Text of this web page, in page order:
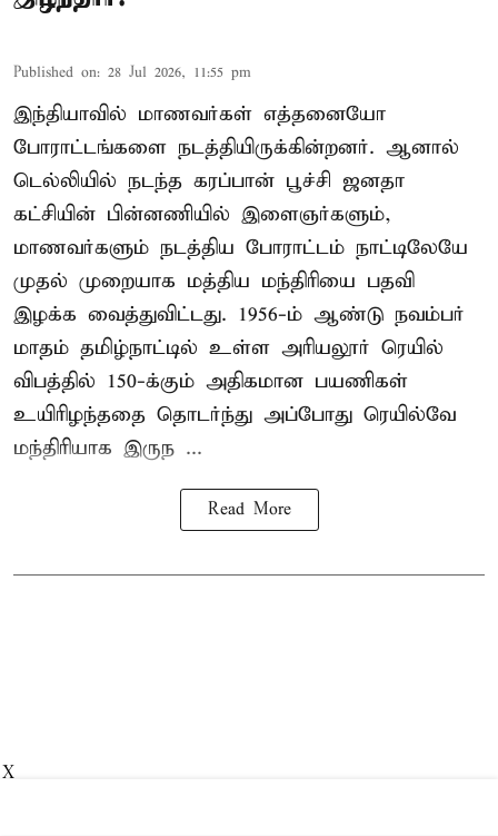
Published on: 28 Jul 2026, 11:55 pm
இந்தியாவில் மாணவர்கள் எத்தனையோ
போராட்டங்களை நடத்தியிருக்கின்றனர். ஆனால்
டெல்லியில் நடந்த கரப்பான் பூச்சி ஜனதா
கட்சியின் பின்னணியில் இளைஞர்களும்,
மாணவர்களும் நடத்திய போராட்டம் நாட்டிலேயே
முதல் முறையாக மத்திய மந்திரியை பதவி
இழக்க வைத்துவிட்டது. 1956-ம் ஆண்டு நவம்பர்
மாதம் தமிழ்நாட்டில் உள்ள அரியலூர் ரெயில்
விபத்தில் 150-க்கும் அதிகமான பயணிகள்
உயிரிழந்ததை தொடர்ந்து அப்போது ரெயில்வே
மந்திரியாக இருந ...
Read More
X